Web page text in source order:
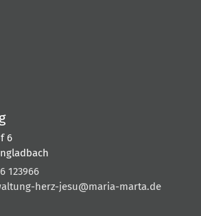
6
123966
herz-jesu@maria-marta.de